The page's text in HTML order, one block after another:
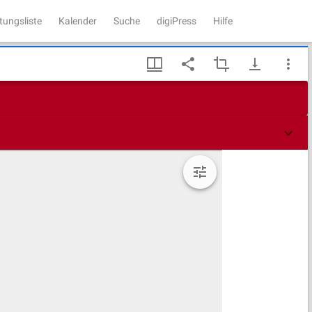
Kalender Suche digiPress Hilfe